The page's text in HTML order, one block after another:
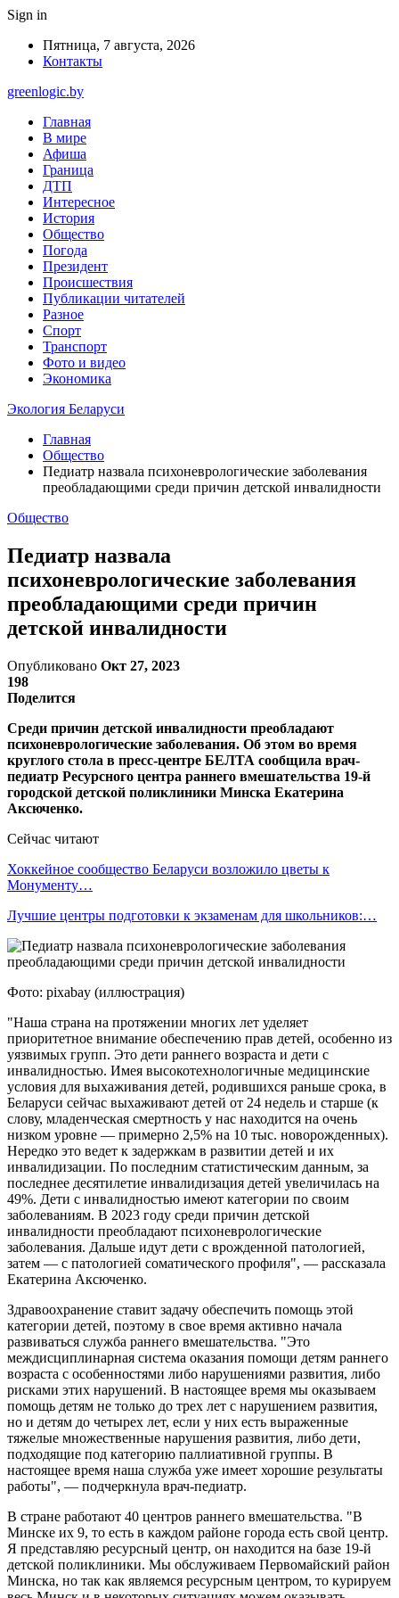
Sign in
Пятница, 7 августа, 2026
Контакты
greenlogic.by
Главная
В мире
Афиша
Граница
ДТП
Интересное
История
Общество
Погода
Президент
Происшествия
Публикации читателей
Разное
Спорт
Транспорт
Фото и видео
Экономика
Экология Беларуси
Главная
Общество
Педиатр назвала психоневрологические заболевания
преобладающими среди причин детской инвалидности
Общество
Педиатр назвала
психоневрологические заболевания
преобладающими среди причин
детской инвалидности
Опубликовано Окт 27, 2023
198
Поделится
Среди причин детской инвалидности преобладают
психоневрологические заболевания. Об этом во время
круглого стола в пресс-центре БЕЛТА сообщила врач-
педиатр Ресурсного центра раннего вмешательства 19-й
городской детской поликлиники Минска Екатерина
Аксюченко.
Сейчас читают
Хоккейное сообщество Беларуси возложило цветы к
Монументу…
Лучшие центры подготовки к экзаменам для школьников:…
Фото: pixabay (иллюстрация)
"Наша страна на протяжении многих лет уделяет
приоритетное внимание обеспечению прав детей, особенно из
уязвимых групп. Это дети раннего возраста и дети с
инвалидностью. Имея высокотехнологичные медицинские
условия для выхаживания детей, родившихся раньше срока, в
Беларуси сейчас выхаживают детей от 24 недель и старше (к
слову, младенческая смертность у нас находится на очень
низком уровне — примерно 2,5% на 10 тыс. новорожденных).
Нередко это ведет к задержкам в развитии детей и их
инвалидизации. По последним статистическим данным, за
последнее десятилетие инвалидизация детей увеличилась на
49%. Дети с инвалидностью имеют категории по своим
заболеваниям. В 2023 году среди причин детской
инвалидности преобладают психоневрологические
заболевания. Дальше идут дети с врожденной патологией,
затем — с патологией соматического профиля", — рассказала
Екатерина Аксюченко.
Здравоохранение ставит задачу обеспечить помощь этой
категории детей, поэтому в свое время активно начала
развиваться служба раннего вмешательства. "Это
междисциплинарная система оказания помощи детям раннего
возраста с особенностями либо нарушениями развития, либо
рисками этих нарушений. В настоящее время мы оказываем
помощь детям не только до трех лет с нарушением развития,
но и детям до четырех лет, если у них есть выраженные
тяжелые множественные нарушения развития, либо дети,
подходящие под категорию паллиативной группы. В
настоящее время наша служба уже имеет хорошие результаты
работы", — подчеркнула врач-педиатр.
В стране работают 40 центров раннего вмешательства. "В
Минске их 9, то есть в каждом районе города есть свой центр.
Я представляю ресурсный центр, он находится на базе 19-й
детской поликлиники. Мы обслуживаем Первомайский район
Минска, но так как являемся ресурсным центром, то курируем